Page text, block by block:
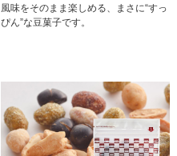
風味をそのまま楽しめる、まさに“すっ
ぴん”な豆菓子です。